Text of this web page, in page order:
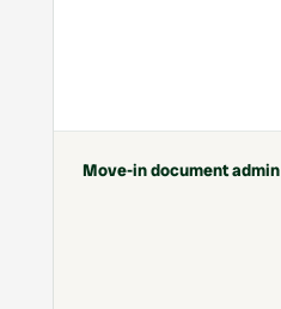
Move-in document admin